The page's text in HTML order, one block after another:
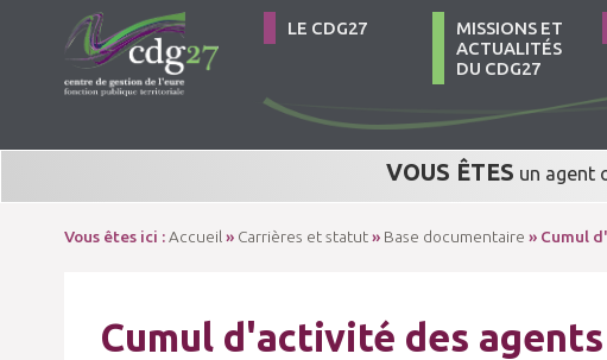
LE CDG27
MISSIONS ET
ACTUALITÉS
DU CDG27
VOUS ÊTES un agent
Vous êtes ici :Accueil » Carrières et statut» Base documentaire » Cumul
Cumul d'activité des